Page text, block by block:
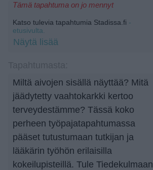
Tämä tapahtuma on jo mennyt
Katso tulevia tapahtumia Stadissa.fi -
etusivulta.
Näytä lisää
Miltä aivojen sisällä näyttää? Mitä
jäädytetty vaahtokarkki kertoo
terveydestämme? Tässä koko
perheen työpajatapahtumassa
pääset tutustumaan tutkijan ja
lääkärin työhön erilaisilla
kokeilupisteillä. Tule Tiedekulmaan